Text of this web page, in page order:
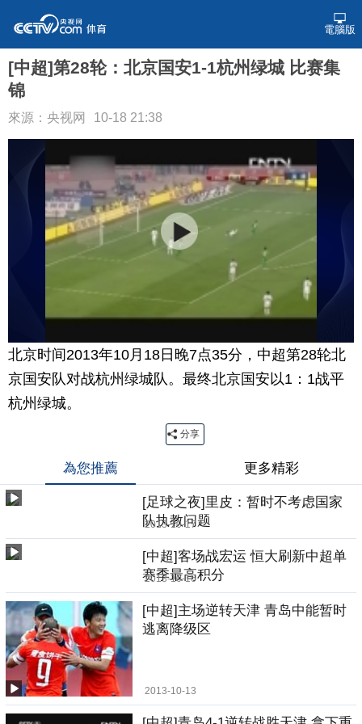
電腦版
[中超]第28轮：北京国安1-1杭州绿城 比赛集
锦
來源：央视网 10-18 21:38
北京时间2013年10月18日晚7点35分，中超第28轮北
京国安队对战杭州绿城队。最终北京国安以1：1战平
杭州绿城。
分享
為您推薦 更多精彩
[足球之夜]里皮：暂时不考虑国家
队执教问题
2013-10-17
[中超]客场战宏运 恒大刷新中超单
赛季最高积分
2013-10-16
[中超]主场逆转天津 青岛中能暂时
逃离降级区
2013-10-13